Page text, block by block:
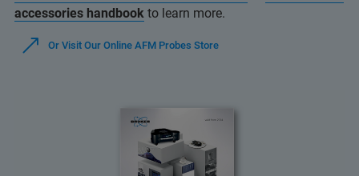
accessories handbook to learn more.
Or Visit Our Online AFM Probes Store